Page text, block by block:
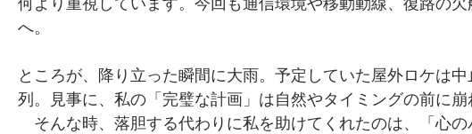
へ。
ところが、降り立った瞬間に大雨。予定していた屋外ロケは
列。見事に、私の「完璧な計画」は自然やタイミングの前に崩
そんな時、落胆する代わりに私を助けてくれたのは、「心